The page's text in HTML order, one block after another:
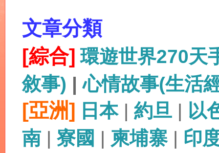
文章分類
[綜合] 環遊世界270天
敘事) |心情故事(生活
[亞洲] 日本| 約旦 | 以
南 | 寮國 | 柬埔寨| 印